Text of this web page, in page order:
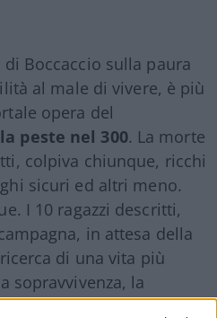
Boccaccio sulla paura
al male di vivere, è più
opera del
la peste nel 300. La morte
colpiva chiunque, ricchi
sicuri ed altri meno.
I 10 ragazzi descritti,
in attesa della
di una vita più
sopravvivenza, la
futuro migliore, rispetto